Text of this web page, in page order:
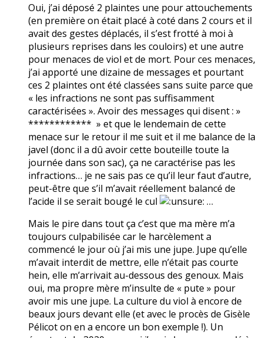
Oui, j’ai déposé 2 plaintes une pour attouchements
(en première on était placé à coté dans 2 cours et il
avait des gestes déplacés, il s’est frotté à moi à
plusieurs reprises dans les couloirs) et une autre
pour menaces de viol et de mort. Pour ces menaces,
j’ai apporté une dizaine de messages et pourtant
ces 2 plaintes ont été classées sans suite parce que
« les infractions ne sont pas suffisamment
caractérisées ». Avoir des messages qui disent : »
************ » et que le lendemain de cette
menace sur le retour il me suit et il me balance de la
javel (donc il a dû avoir cette bouteille toute la
journée dans son sac), ça ne caractérise pas les
infractions… je ne sais pas ce qu’il leur faut d’autre,
peut-être que s’il m’avait réellement balancé de
l’acide il se serait bougé le cul
…
Mais le pire dans tout ça c’est que ma mère m’a
toujours culpabilisée car le harcèlement a
commencé le jour où j’ai mis une jupe. Jupe qu’elle
m’avait interdit de mettre, elle n’était pas courte
hein, elle m’arrivait au-dessous des genoux. Mais
oui, ma propre mère m’insulte de « pute » pour
avoir mis une jupe. La culture du viol à encore de
beaux jours devant elle (et avec le procès de Gisèle
Pélicot on en a encore un bon exemple !). Un